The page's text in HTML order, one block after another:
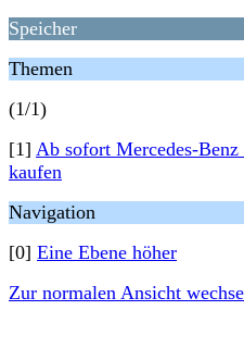
Speicher
Themen
(1/1)
[1] Ab sofort Mercedes-
kaufen
Navigation
[0] Eine Ebene höher
Zur normalen Ansicht